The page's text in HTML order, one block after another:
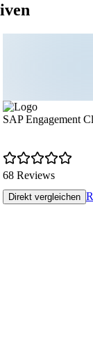
SAP Engagement
68 Reviews
Direkt vergleichen